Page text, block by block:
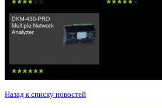
Назад к списку новостей